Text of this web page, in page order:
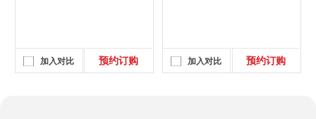
加入对比 预约订购 加入对比 预约订购